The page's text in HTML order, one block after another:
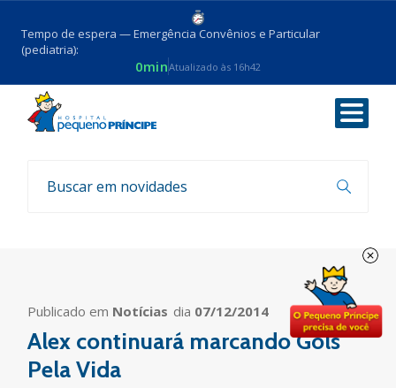
Tempo de espera — Emergência Convênios e Particular
(pediatria):
0minAtualizado às 16h42
Voltar
Busca por"Gols Pela Vida"
Publicado em Notícias dia 07/12/2014
Alex continuará marcando Gols
Pela Vida